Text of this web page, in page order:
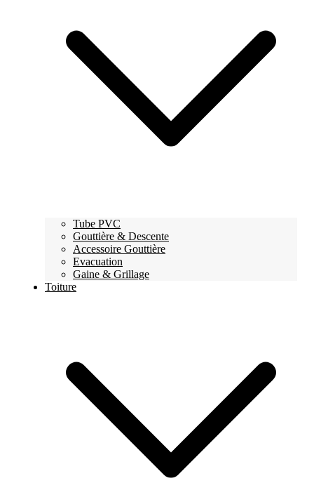
Tube PVC
Gouttière & Descente
Accessoire Gouttière
Evacuation
Gaine & Grillage
Toiture